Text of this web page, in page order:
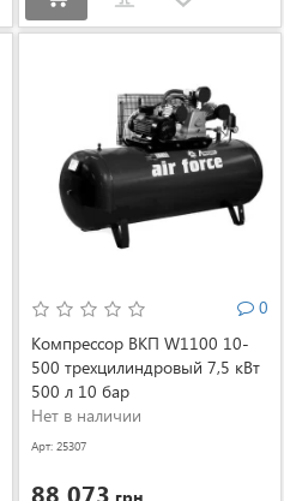
0
Компрессор ВКП W1100 10-
500 трехцилиндровый 7,5 кВт
500 л 10 бар
Нет в наличии
Арт: 25307
88 073